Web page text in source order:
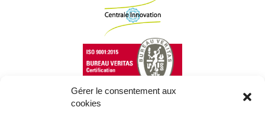
Gérer le consentement aux
cookies